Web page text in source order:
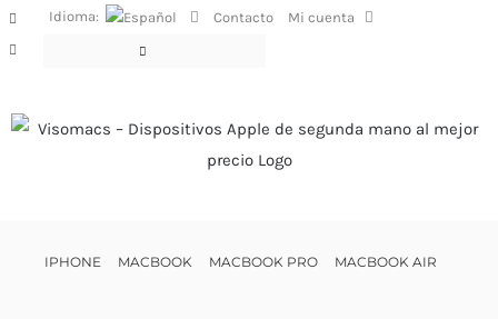
Saltar
al
FacebookIdioma: Contacto Mi cuenta
IPHONE MACBOOK MACBOOK PRO MACBOOK AIR